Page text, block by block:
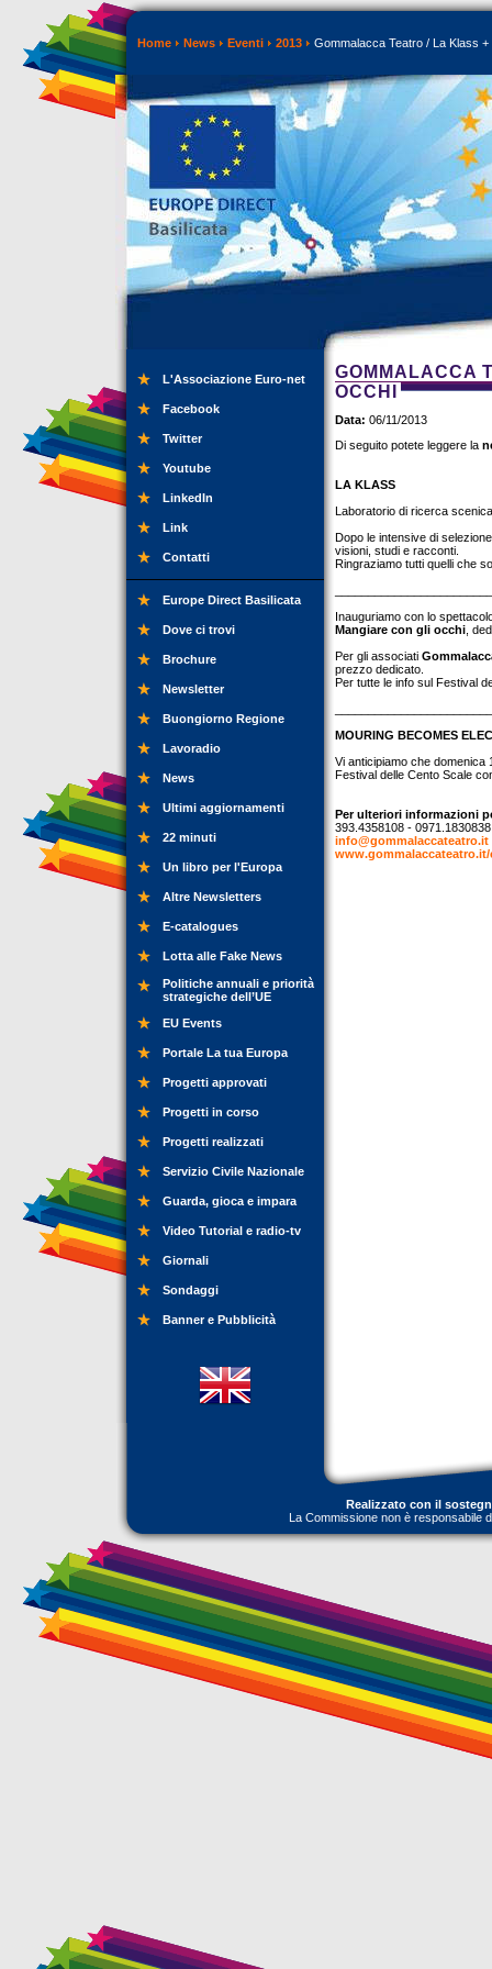
Home News Eventi 2013 Gommalacca Teatro / La Klass
L'Associazione Euro-net
Facebook
Twitter
Youtube
LinkedIn
Link
Contatti
Europe Direct Basilicata
Dove ci trovi
Brochure
Newsletter
Buongiorno Regione
Lavoradio
News
Ultimi aggiornamenti
22 minuti
Un libro per l'Europa
Altre Newsletters
E-catalogues
Lotta alle Fake News
Politiche annuali e priorità
strategiche dell’UE
EU Events
Portale La tua Europa
Progetti approvati
Progetti in corso
Progetti realizzati
Servizio Civile Nazionale
Guarda, gioca e impara
Video Tutorial e radio-tv
Giornali
Sondaggi
Banner e Pubblicità
GOMMALACCA
OCCHI
Data: 06/11/2013
Di seguito potete leggere la
LA KLASS
Laboratorio di ricerca
Dopo le intensive di
visioni, studi e racconti.
Ringraziamo tutti quelli che
Inauguriamo con lo
Mangiare con gli occhi ,
Per gli associati
prezzo dedicato.
Per tutte le info sul Festival
MOURING BECOMES
Vi anticipiamo che domenica
Festival delle Cento Scale
Per ulteriori informazioni
393.4358108 - 0971.1830838
info@gommalaccateatro.it
Realizzato con il
La Commissione non è responsabile